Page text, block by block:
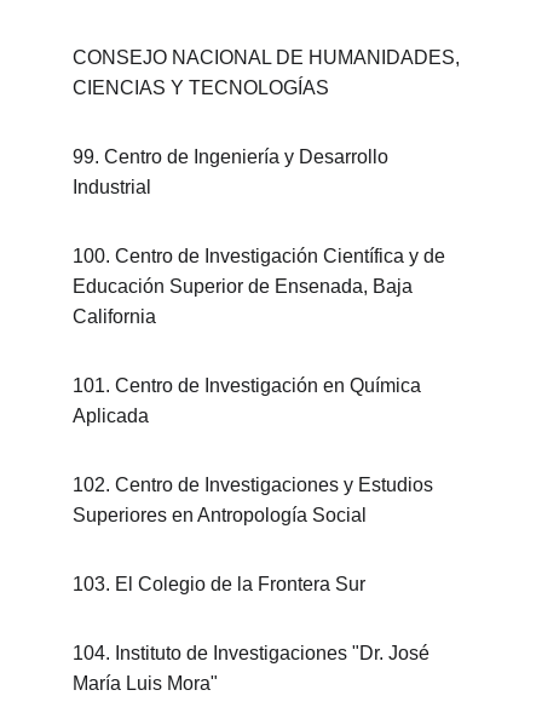
CONSEJO NACIONAL DE HUMANIDADES,
CIENCIAS Y TECNOLOGÍAS
99. Centro de Ingeniería y Desarrollo
Industrial
100. Centro de Investigación Científica y de
Educación Superior de Ensenada, Baja
California
101. Centro de Investigación en Química
Aplicada
102. Centro de Investigaciones y Estudios
Superiores en Antropología Social
103. El Colegio de la Frontera Sur
104. Instituto de Investigaciones "Dr. José
María Luis Mora"